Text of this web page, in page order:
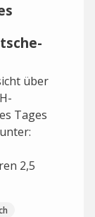
über
Tages
2,5